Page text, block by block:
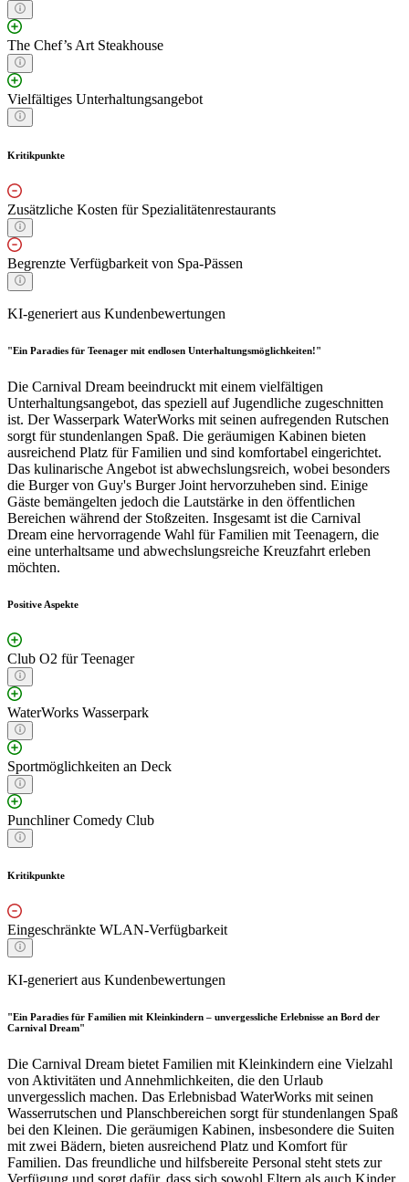
The Chef’s Art Steakhouse
Vielfältiges Unterhaltungsangebot
Kritikpunkte
Zusätzliche Kosten für Spezialitätenrestaurants
Begrenzte Verfügbarkeit von Spa-Pässen
KI-generiert aus Kundenbewertungen
"Ein Paradies für Teenager mit endlosen Unterhaltungsmöglichkeiten!"
Die Carnival Dream beeindruckt mit einem vielfältigen
Unterhaltungsangebot, das speziell auf Jugendliche zugeschnitten
ist. Der Wasserpark WaterWorks mit seinen aufregenden Rutschen
sorgt für stundenlangen Spaß. Die geräumigen Kabinen bieten
ausreichend Platz für Familien und sind komfortabel eingerichtet.
Das kulinarische Angebot ist abwechslungsreich, wobei besonders
die Burger von Guy's Burger Joint hervorzuheben sind. Einige
Gäste bemängelten jedoch die Lautstärke in den öffentlichen
Bereichen während der Stoßzeiten. Insgesamt ist die Carnival
Dream eine hervorragende Wahl für Familien mit Teenagern, die
eine unterhaltsame und abwechslungsreiche Kreuzfahrt erleben
möchten.
Positive Aspekte
Club O2 für Teenager
WaterWorks Wasserpark
Sportmöglichkeiten an Deck
Punchliner Comedy Club
Kritikpunkte
Eingeschränkte WLAN-Verfügbarkeit
KI-generiert aus Kundenbewertungen
"Ein Paradies für Familien mit Kleinkindern – unvergessliche Erlebnisse an Bord der
Carnival Dream"
Die Carnival Dream bietet Familien mit Kleinkindern eine Vielzahl
von Aktivitäten und Annehmlichkeiten, die den Urlaub
unvergesslich machen. Das Erlebnisbad WaterWorks mit seinen
Wasserrutschen und Planschbereichen sorgt für stundenlangen Spaß
bei den Kleinen. Die geräumigen Kabinen, insbesondere die Suiten
mit zwei Bädern, bieten ausreichend Platz und Komfort für
Familien. Das freundliche und hilfsbereite Personal steht stets zur